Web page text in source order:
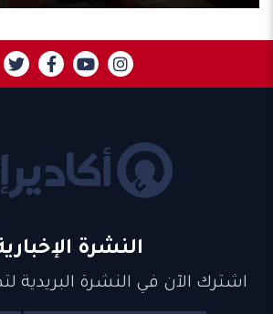
النشرة
اشترك الآن في النشرة البريدية